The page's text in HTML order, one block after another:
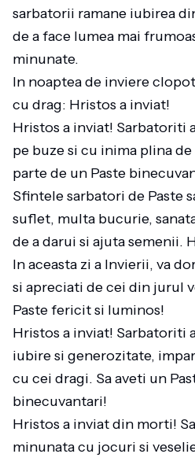
sarbatorii ramane iubirea
de a face lumea mai
minunate.
In noaptea de inviere
cu drag: Hristos a inviat!
Hristos a inviat! Sarbatoriti
pe buze si cu inima plina de
parte de un Paste
Sfintele sarbatori de Paste
suflet, multa bucurie,
de a darui si ajuta semenii.
In aceasta zi a Invierii, va
si apreciati de cei din jurul
Paste fericit si luminos!
Hristos a inviat! Sarbatoriti
iubire si generozitate,
cu cei dragi. Sa aveti un
binecuvantari!
Hristos a inviat din morti!
minunata cu jocuri si